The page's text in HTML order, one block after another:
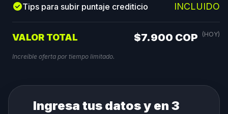
check_circleTips para subir puntaje crediticio INCLUIDO
VALOR TOTAL $7.900 COP (HOY)
Increíble oferta por tiempo limitado.
Ingresa tus datos y en 3